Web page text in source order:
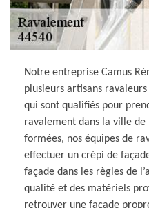
Notre entreprise Camus
plusieurs artisans
qui sont qualifiés pour
ravalement dans la ville de
formées, nos équipes de
effectuer un crépi de
façade dans les règles de
qualité et des matériels
retrouver une façade